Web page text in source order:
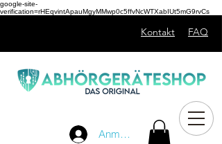
google-site-
verification=rHEqvintApauMgyMMwp0c5ffvNcWTXabIUt5mG9rvCs
Anmelden
Kontakt FAQ